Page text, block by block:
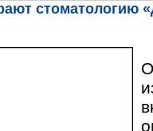
стоматологию